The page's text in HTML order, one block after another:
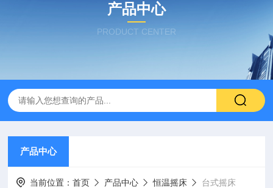
产品中心
PRODUCT CENTER
产品中心
当前位置：首页 产品中心 恒温摇床 台式摇床